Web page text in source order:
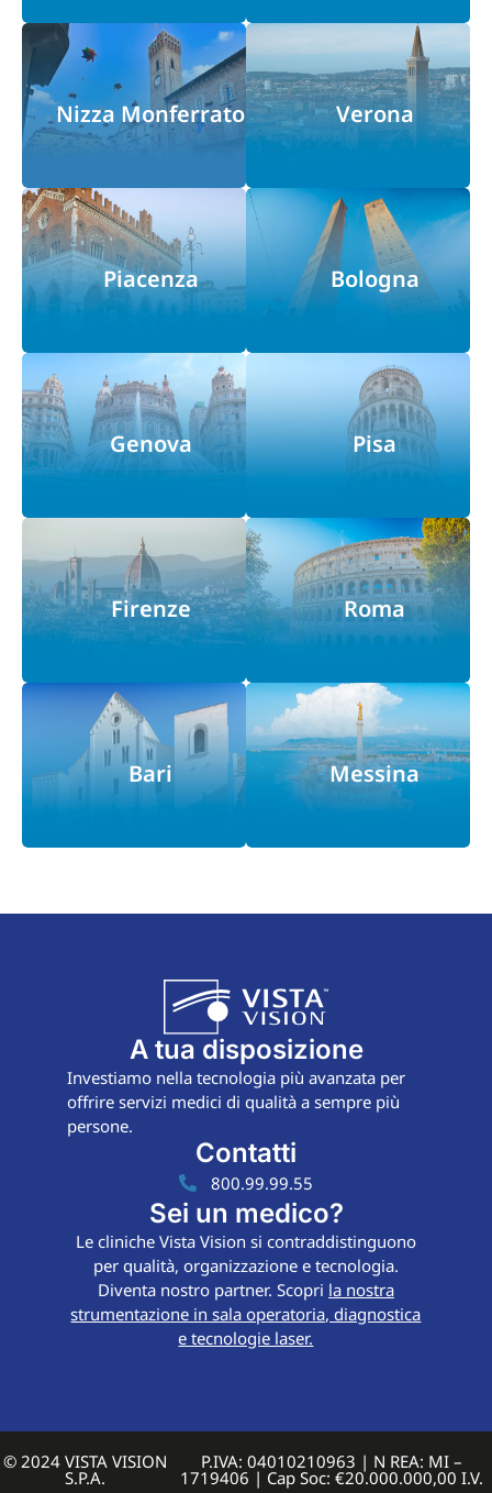
Nizza Monferrato Verona
Piacenza Bologna
Genova Pisa
Firenze Roma
Bari Messina
A tua disposizione
Investiamo nella tecnologia più avanzata per
offrire servizi medici di qualità a sempre più
persone.
Contatti
800.99.99.55
Sei un medico?
Le cliniche Vista Vision si contraddistinguono
per qualità, organizzazione e tecnologia.
Diventa nostro partner. Scopri la nostra
strumentazione in sala operatoria, diagnostica
e tecnologie laser.
© 2024 VISTA VISION
S.P.A.
P.IVA: 04010210963 | N REA: MI –
1719406 | Cap Soc: €20.000.000,00 I.V.